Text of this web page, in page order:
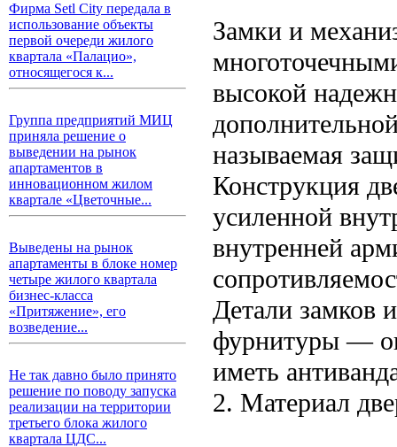
Фирма Setl City передала в
использование объекты
первой очереди жилого
квартала «Палацио»,
относящегося к...
Группа предприятий МИЦ
приняла решение о
выведении на рынок
апартаментов в
инновационном жилом
квартале «Цветочные...
Выведены на рынок
апартаменты в блоке номер
четыре жилого квартала
бизнес-класса
«Притяжение», его
возведение...
Не так давно было принято
решение по поводу запуска
реализации на территории
третьего блока жилого
квартала ЦДС...
Замки и
высокой
называемая
Конструкция
усиленной
внутренней
Детали замков
фурнитуры —
иметь
2. Материал